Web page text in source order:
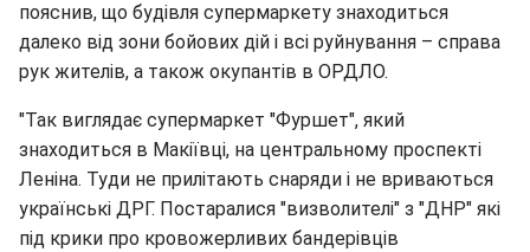
пояснив, що будівля супермаркету знаходиться
далеко від зони бойових дій і всі руйнування – справа
рук жителів, а також окупантів в ОРДЛО.
"Так виглядає супермаркет "Фуршет", який
знаходиться в Макіївці, на центральному проспекті
Леніна. Туди не прилітають снаряди і не вриваються
українські ДРГ. Постаралися "визволителі" з "ДНР" які
під крики про кровожерливих бандерівців